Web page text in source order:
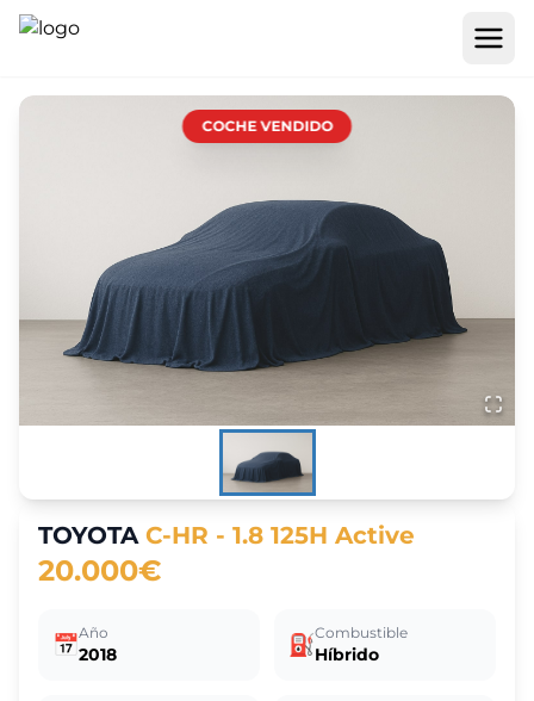
COCHE VENDIDO
TOYOTA C-HR - 1.8 125H Active
20.000€
📅Año
2018 ⛽Combustible
Híbrido